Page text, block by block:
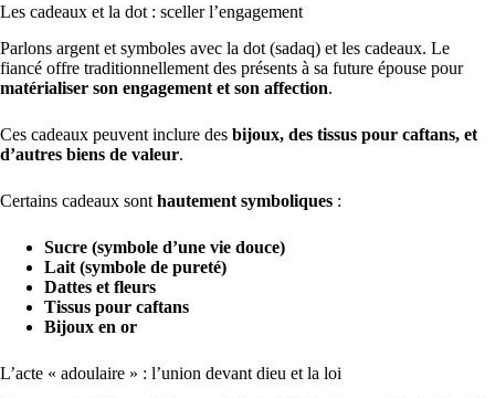
Les cadeaux et la dot : sceller l’engagement
Parlons argent et symboles avec la dot (sadaq) et les cadeaux. Le
fiancé offre traditionnellement des présents à sa future épouse pour
matérialiser son engagement et son affection.
Ces cadeaux peuvent inclure des bijoux, des tissus pour caftans, et
d’autres biens de valeur.
Certains cadeaux sont hautement symboliques :
Sucre (symbole d’une vie douce)
Lait (symbole de pureté)
Dattes et fleurs
Tissus pour caftans
Bijoux en or
L’acte « adoulaire » : l’union devant dieu et la loi